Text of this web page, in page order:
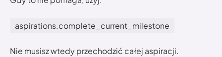
aspirations.complete_current_milestone
Nie musisz wtedy przechodzić całej aspiracji.